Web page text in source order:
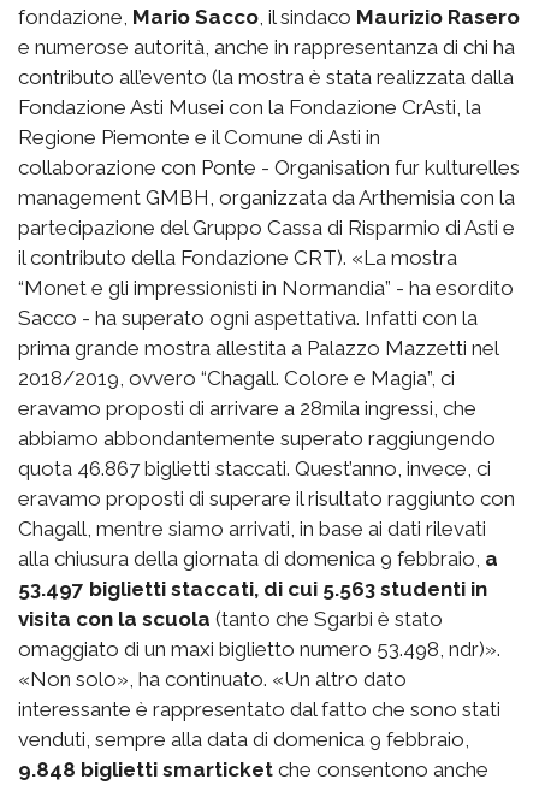
fondazione, Mario Sacco , il sindaco Maurizio Rasero
e numerose autorità, anche in rappresentanza di chi ha
contributo all’evento (la mostra è stata realizzata dalla
Fondazione Asti Musei con la Fondazione CrAsti, la
Regione Piemonte e il Comune di Asti in
collaborazione con Ponte - Organisation fur kulturelles
management GMBH, organizzata da Arthemisia con la
partecipazione del Gruppo Cassa di Risparmio di Asti e
il contributo della Fondazione CRT). «La mostra
“Monet e gli impressionisti in Normandia” - ha esordito
Sacco - ha superato ogni aspettativa. Infatti con la
prima grande mostra allestita a Palazzo Mazzetti nel
2018/2019, ovvero “Chagall. Colore e Magia”, ci
eravamo proposti di arrivare a 28mila ingressi, che
abbiamo abbondantemente superato raggiungendo
quota 46.867 biglietti staccati. Quest’anno, invece, ci
eravamo proposti di superare il risultato raggiunto con
Chagall, mentre siamo arrivati, in base ai dati rilevati
alla chiusura della giornata di domenica 9 febbraio, a
53.497 biglietti staccati, di cui 5.563 studenti in
visita con la scuola (tanto che Sgarbi è stato
omaggiato di un maxi biglietto numero 53.498, ndr)».
«Non solo», ha continuato. «Un altro dato
interessante è rappresentato dal fatto che sono stati
venduti, sempre alla data di domenica 9 febbraio,
9.848 biglietti smarticket che consentono anche